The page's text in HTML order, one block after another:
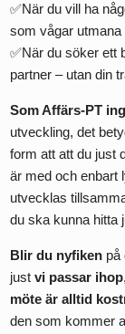
✅När du vill ha
som vågar utmana
✅När du söker ett
partner – utan din
Som Affärs-PT
utveckling, det
form att att du just
är med och enbart
utvecklas
du ska kunna hitta
Blir du nyfiken på
justvi passar ihop
möte är alltid
den som kommer